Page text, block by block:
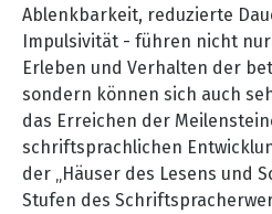
Ablenkbarkeit, reduzierte
Impulsivität - führen nicht
Erleben und Verhalten der
sondern können sich auch
das Erreichen der
schriftsprachlichen
der „Häuser des Lesens und
Stufen des